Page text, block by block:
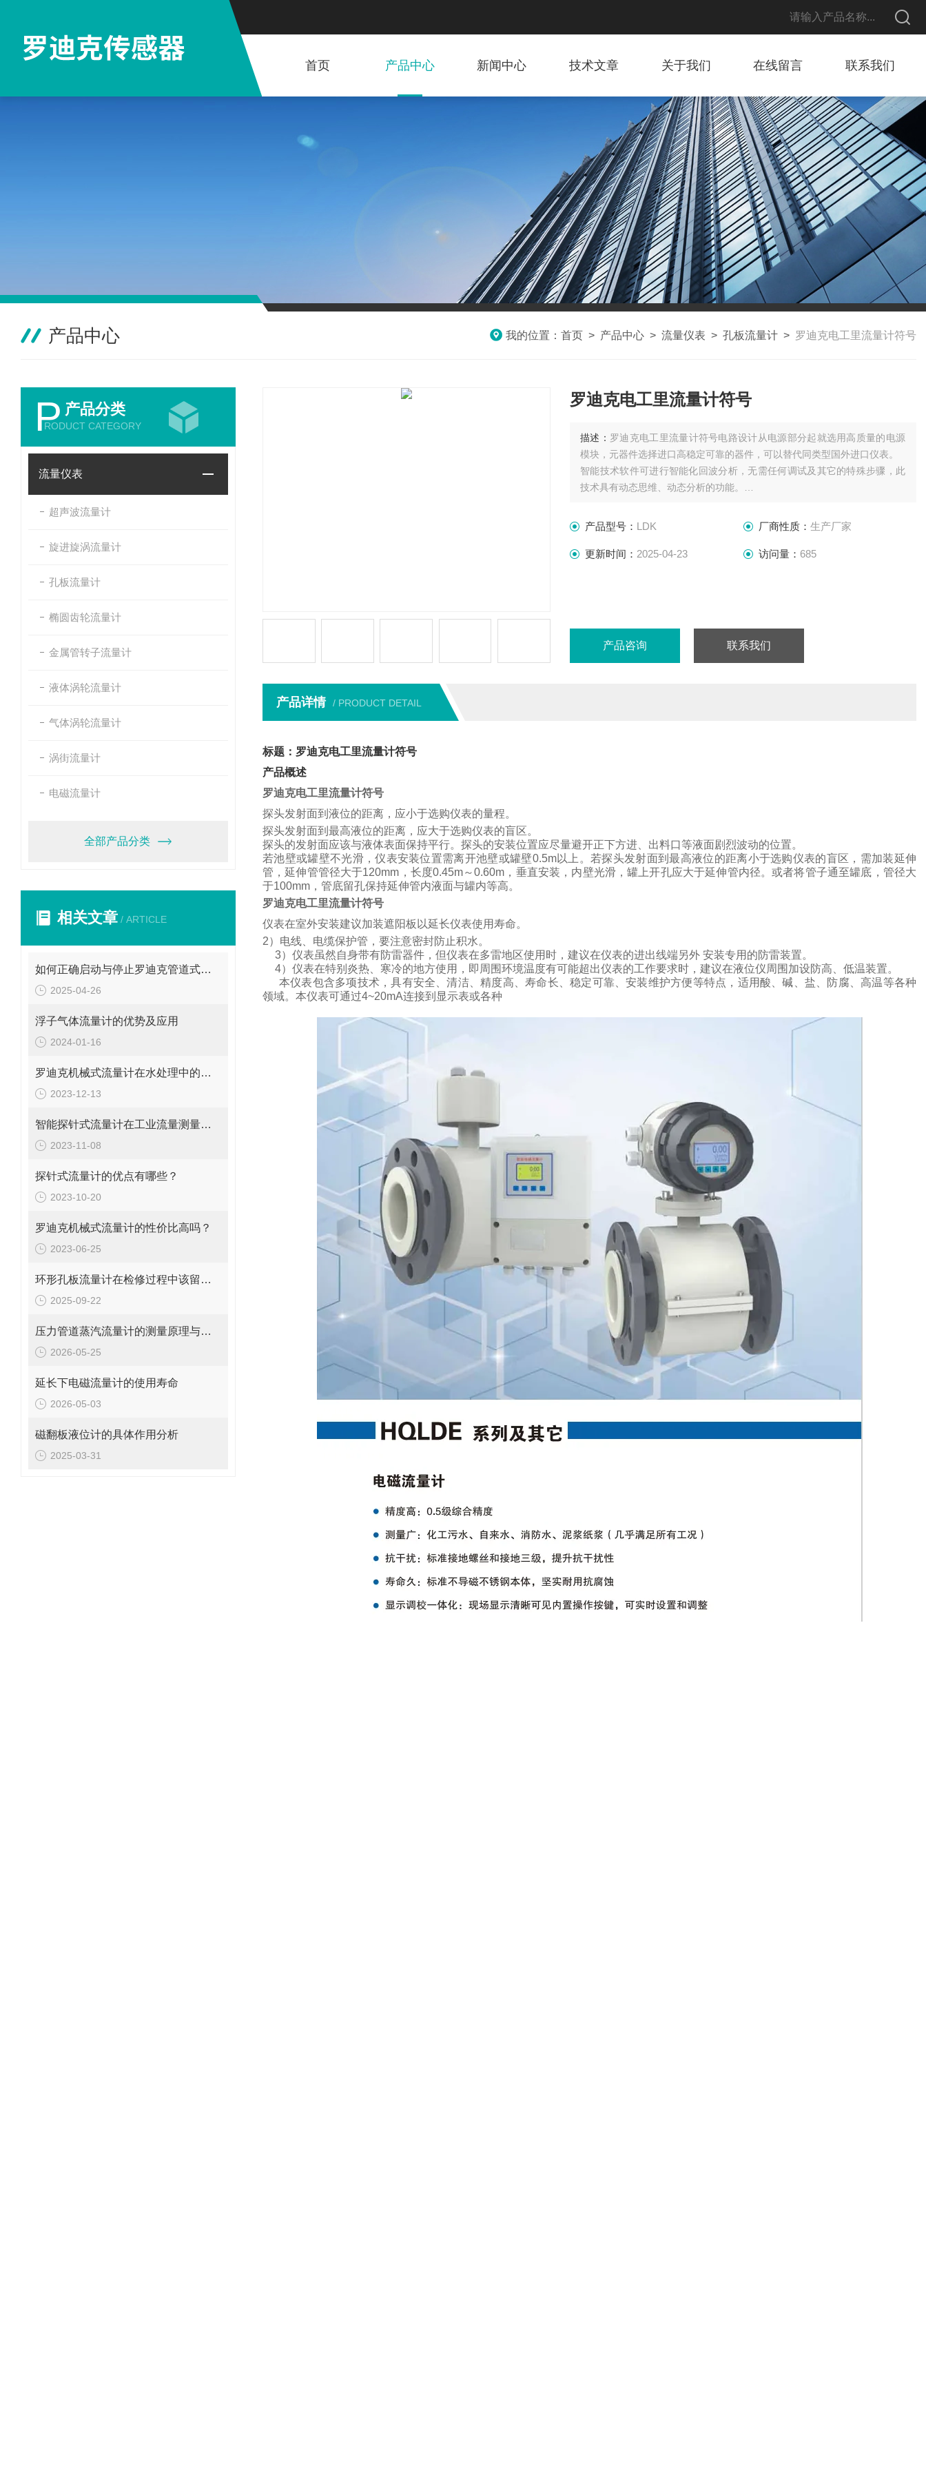
首页 产品中心 新闻中心 技术文章 关于我们 在线留言 联系我们
产品中心 我的位置： 首页 > 产品中心 > 流量仪表 > 孔板流量计 > 罗迪克电工里流量计符号
P 产品分类
RODUCT CATEGORY
流量仪表
超声波流量计
旋进旋涡流量计
孔板流量计
椭圆齿轮流量计
金属管转子流量计
液体涡轮流量计
气体涡轮流量计
涡街流量计
电磁流量计
全部产品分类
相关文章 / ARTICLE
如何正确启动与停止罗迪克管道式流量计？操作要点要牢记
2025-04-26
浮子气体流量计的优势及应用
2024-01-16
罗迪克机械式流量计在水处理中的应用
2023-12-13
智能探针式流量计在工业流量测量中的应用
2023-11-08
探针式流量计的优点有哪些？
2023-10-20
罗迪克机械式流量计的性价比高吗？
2023-06-25
环形孔板流量计在检修过程中该留意的事项
2025-09-22
压力管道蒸汽流量计的测量原理与日常维护操作规范
2026-05-25
延长下电磁流量计的使用寿命
2026-05-03
磁翻板液位计的具体作用分析
2025-03-31
罗迪克电工里流量计符号
描述： 罗迪克电工里流量计符号电路设计从电源部分起就选用高质量的电源
模块，元器件选择进口高稳定可靠的器件，可以替代同类型国外进口仪表。
智能技术软件可进行智能化回波分析，无需任何调试及其它的特殊步骤，此
技术具有动态思维、动态分析的功能。
产品型号： LDK 厂商性质： 生产厂家
更新时间： 2025-04-23 访问量： 685
产品咨询 联系我们
产品详情 / PRODUCT DETAIL
标题：罗迪克电工里流量计符号
产品概述
罗迪克电工里流量计符号
探头发射面到液位的距离，应小于选购仪表的量程。
探头发射面到最高液位的距离，应大于选购仪表的盲区。
探头的发射面应该与液体表面保持平行。 探头的安装位置应尽量避开正下方进、出料口等液面剧烈波动的位置。
若池壁或罐壁不光滑，仪表安装位置需离开池壁或罐壁0.5m以上。 若探头发射面到最高液位的距离小于选购仪表的盲区，需加装延伸
管，延伸管管径大于120mm ，长度0.45m～0.60m ，垂直安装，内壁光滑，罐上开孔应大于延伸管内径。或者将管子通至罐底，管径大
于100mm ，管底留孔保持延伸管内液面与罐内等高。
罗迪克电工里流量计符号
仪表在室外安装建议加装遮阳板以延长仪表使用寿命。
2）电线、电缆保护管，要注意密封防止积水。
3）仪表虽然自身带有防雷器件，但仪表在多雷地区使用时，建议在仪表的进出线端另外 安装专用的防雷装置。
4）仪表在特别炎热、寒冷的地方使用，即周围环境温度有可能超出仪表的工作要求时，建议在液位仪周围加设防高、低温装置。
本仪表包含多项技术，具有安全、清洁、精度高、寿命长、稳定可靠、安装维护方便等特点， 适用酸、碱、盐、防腐、高温等各种
领域。 本仪表可通过4~20mA连接到显示表或各种